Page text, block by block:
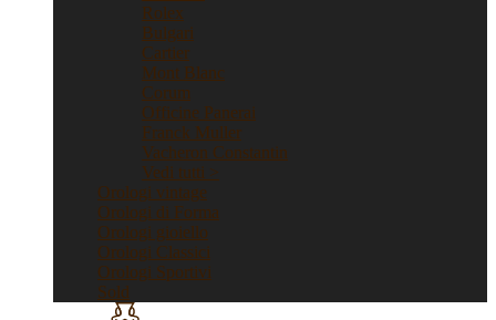
Rolex
Bulgari
Cartier
Mont Blanc
Corum
Officine Panerai
Franck Muller
Vacheron Constantin
Vedi tutti >
Orologi vintage
Orologi di Forma
Orologi gioiello
Orologi Classici
Orologi Sportivi
Sold